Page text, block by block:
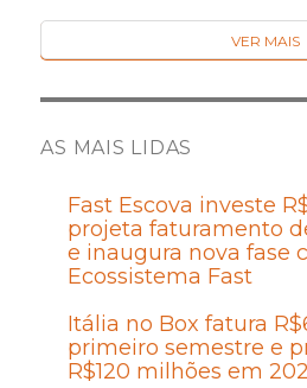
VER MAIS
AS MAIS LIDAS
Fast Escova investe
projeta faturamento
e inaugura nova fase
Ecossistema Fast
Itália no Box fatura
primeiro semestre e
R$120 milhões em